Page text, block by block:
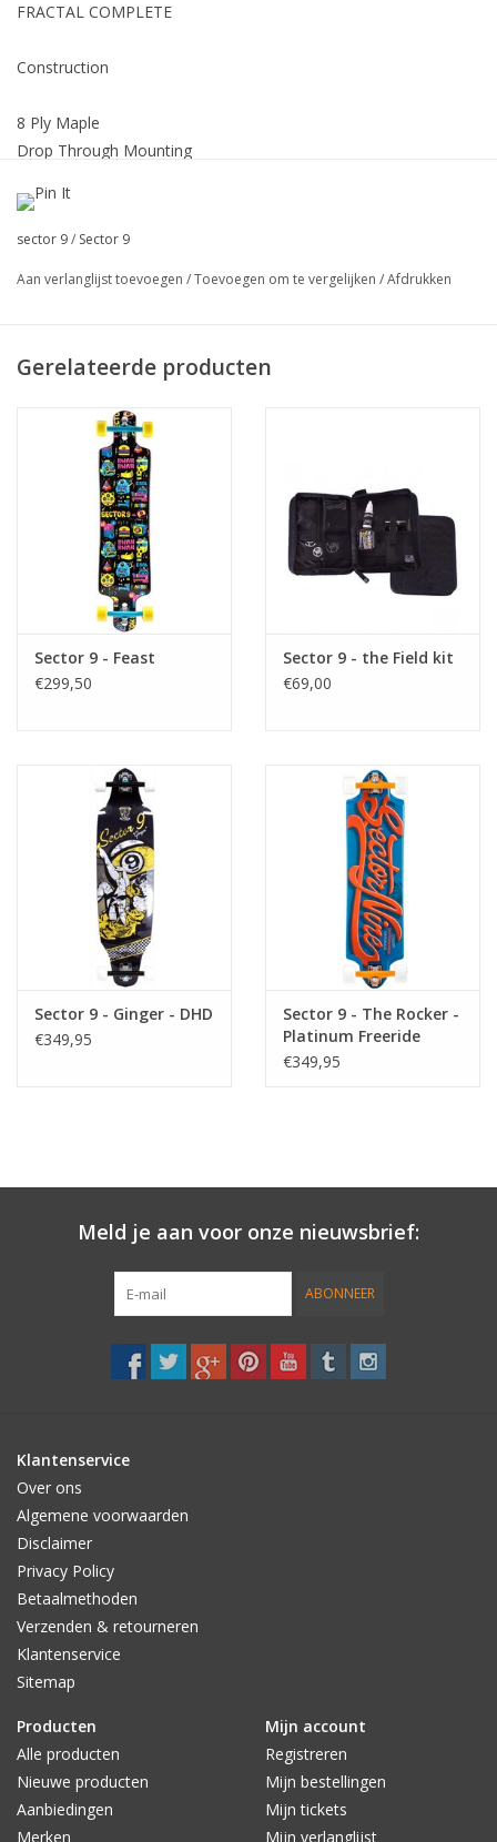
FRACTAL COMPLETE
Construction
8 Ply Maple
Drop Through Mounting
Dimensions
36.0" L x 9.0" W x 26.375" WB
69mm 78a Nineball Slalom Wheels
Abec 5 PDP Bearings
1.5" Low Pro Hardened Steel Bolts
Full Grip Tape with Die Cut for Logo
***Wheel Color May Vary***
sector 9/ Sector 9
Aan verlanglijst toevoegen /Toevoegen om te vergelijken /Afdrukken
Gerelateerde producten
Sector 9 - Feast
€299,50
Sector 9 - the Field kit
€69,00
Sector 9 - Ginger - DHD
€349,95
Sector 9 - The Rocker -
Platinum Freeride
€349,95
Meld je aan voor onze nieuwsbrief:
ABONNEER
Klantenservice
Over ons
Algemene voorwaarden
Disclaimer
Privacy Policy
Betaalmethoden
Verzenden & retourneren
Klantenservice
Sitemap
Producten
Alle producten
Nieuwe producten
Aanbiedingen
Merken
Mijn account
Registreren
Mijn bestellingen
Mijn tickets
Mijn verlanglijst